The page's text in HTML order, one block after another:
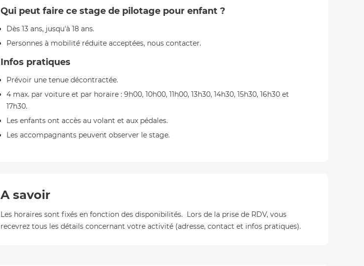
Qui peut faire ce stage de pilotage pour enfant ?
Dès 13 ans, jusqu'à 18 ans.
Personnes à mobilité réduite acceptées, nous contacter.
Infos pratiques
Prévoir une tenue décontractée.
4 max. par voiture et par horaire : 9h00, 10h00, 11h00, 13h30, 14h30, 15h30, 16h30 et
17h30.
Les enfants ont accès au volant et aux pédales.
Les accompagnants peuvent observer le stage.
A savoir
Les horaires sont fixés en fonction des disponibilités. Lors de la prise de RDV, vous
recevrez tous les détails concernant votre activité (adresse, contact et infos pratiques).